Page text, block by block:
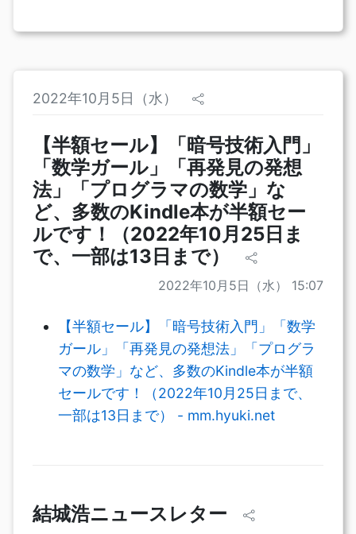
2022年10月5日（水）
【半額セール】「暗号技術入門」
「数学ガール」「再発見の発想
法」「プログラマの数学」な
ど、多数のKindle本が半額セー
ルです！（2022年10月25日ま
で、一部は13日まで）
2022年10月5日（水） 15:07
【半額セール】「暗号技術入門」「数学
ガール」「再発見の発想法」「プログラ
マの数学」など、多数のKindle本が半額
セールです！（2022年10月25日まで、
一部は13日まで） - mm.hyuki.net
結城浩ニュースレター